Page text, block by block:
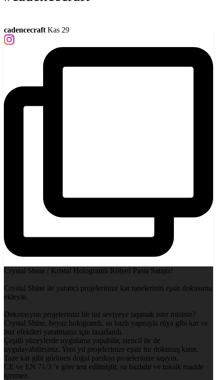
cadencecraft Kas 29
Crystal Shine / Kristal Hologramlı Rölyef Pasta Satışta!
Crystal Shine ile yaratıcı projelerinize kar tanelerinin eşsiz dokusunu
ekleyin.
Dekorasyon projelerinizi bir üst seviyeye taşımak ister misiniz?
Crystal Shine, beyaz hologramlı, su bazlı yapısıyla rüya gibi kar ve
buz efektleri yaratmanız için tasarlandı.
Çeşitli yüzeylerde uygulama yapabilir, stencil ile de
uygulayabilirsiniz. Yeni yıl projelerinize eşsiz bir dokunuş katın.
Taze kar gibi görünen doğal parıltıyı projelerinize taşıyın.
CE ve EN 71/3 ‘e göre test edilmiştir, su bazlıdır ve toksik madde
içermez.